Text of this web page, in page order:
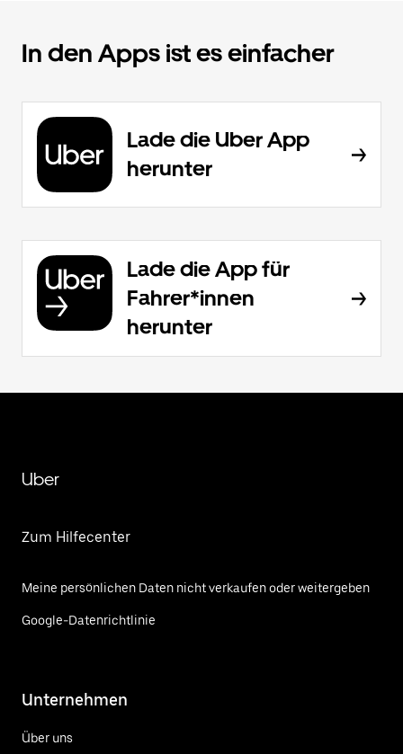
In den Apps ist es einfacher
Lade die Uber App
herunter
Lade die App für
Fahrer*innen
herunter
Uber
Zum Hilfecenter
Meine persönlichen Daten nicht verkaufen oder weitergeben
Google-Datenrichtlinie
Unternehmen
Über uns